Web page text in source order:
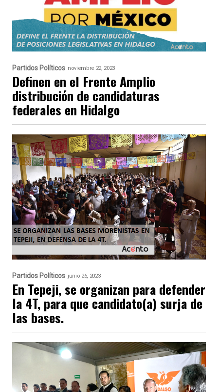
Partidos Políticos noviembre 22, 2023
Definen en el Frente Amplio
distribución de candidaturas
federales en Hidalgo
Partidos Políticos junio 26, 2023
En Tepeji, se organizan para defender
la 4T, para que candidato(a) surja de
las bases.